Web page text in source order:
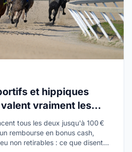
et hippiques
vraiment les
tous les deux jusqu'à 100 €
rembourse en bonus cash,
non retirables : ce que disent